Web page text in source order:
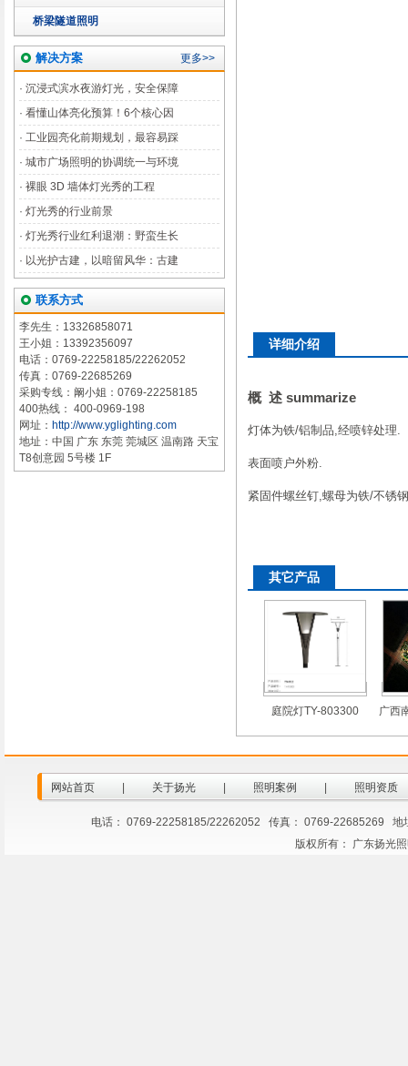
桥梁隧道照明
解决方案 更多>>
· 沉浸式滨水夜游灯光，安全保障
· 看懂山体亮化预算！6个核心因
· 工业园亮化前期规划，最容易踩
· 城市广场照明的协调统一与环境
· 裸眼 3D 墙体灯光秀的工程
· 灯光秀的行业前景
· 灯光秀行业红利退潮：野蛮生长
· 以光护古建，以暗留风华：古建
联系方式
李先生：13326858071
王小姐：13392356097
电话：0769-22258185/22262052
传真：0769-22685269
采购专线：阚小姐：0769-22258185
400热线： 400-0969-198
网址： http://www.yglighting.com
地址：中国 广东 东莞 莞城区 温南路 天宝
T8创意园 5号楼 1F
详细介绍
概 述 summarize
灯体为铁/铝制品,经喷锌处理.
表面喷户外粉.
紧固件螺丝钉,螺母为铁/不锈
其它产品
庭院灯TY-803300 广西
网站首页 关于扬光 照明案例 照明资质
电话： 0769-22258185/22262052 传真： 0769-22685269 地
版权所有： 广东扬光